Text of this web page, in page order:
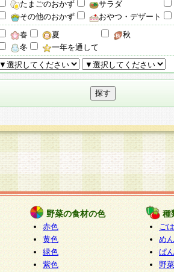
たまごのおかず
サラダ
その他のおかず
おやつ・デザート
春 夏
秋
冬
一年を通して
野菜の食材の色
赤色
黄色
緑色
紫色
種
ご
めん
ぱん
野